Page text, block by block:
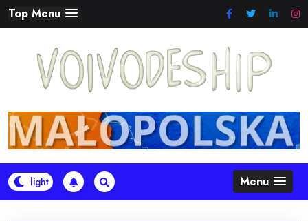
Skip
to
Top Menu
Menu